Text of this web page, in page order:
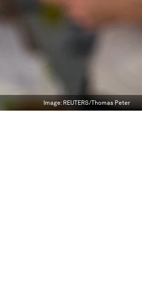
Image: REUTERS/Thomas Peter